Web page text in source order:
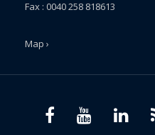
Fax : 0040 258 818613
Map ›